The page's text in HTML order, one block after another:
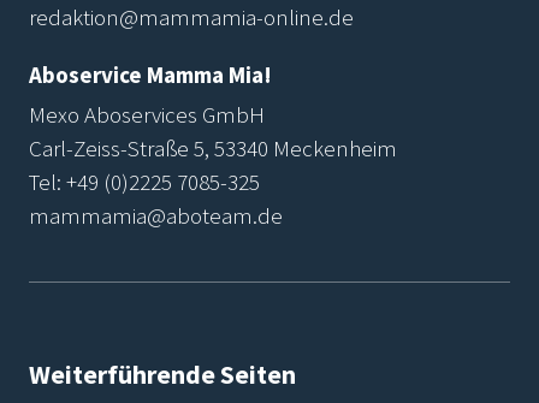
redaktion@mammamia-online.de
Aboservice Mamma Mia!
Mexo Aboservices GmbH
Carl-Zeiss-Straße 5, 53340 Meckenheim
Tel: +49 (0)2225 7085-325
mammamia@aboteam.de
Weiterführende Seiten